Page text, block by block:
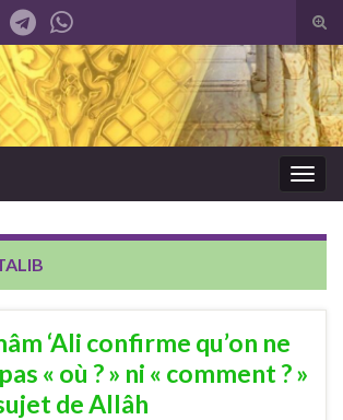
for:
‘Ali confirme qu’on ne
« où ? » ni « comment ? »
de Allâh